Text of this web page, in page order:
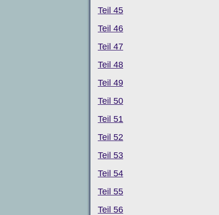
Teil 45
Teil 46
Teil 47
Teil 48
Teil 49
Teil 50
Teil 51
Teil 52
Teil 53
Teil 54
Teil 55
Teil 56